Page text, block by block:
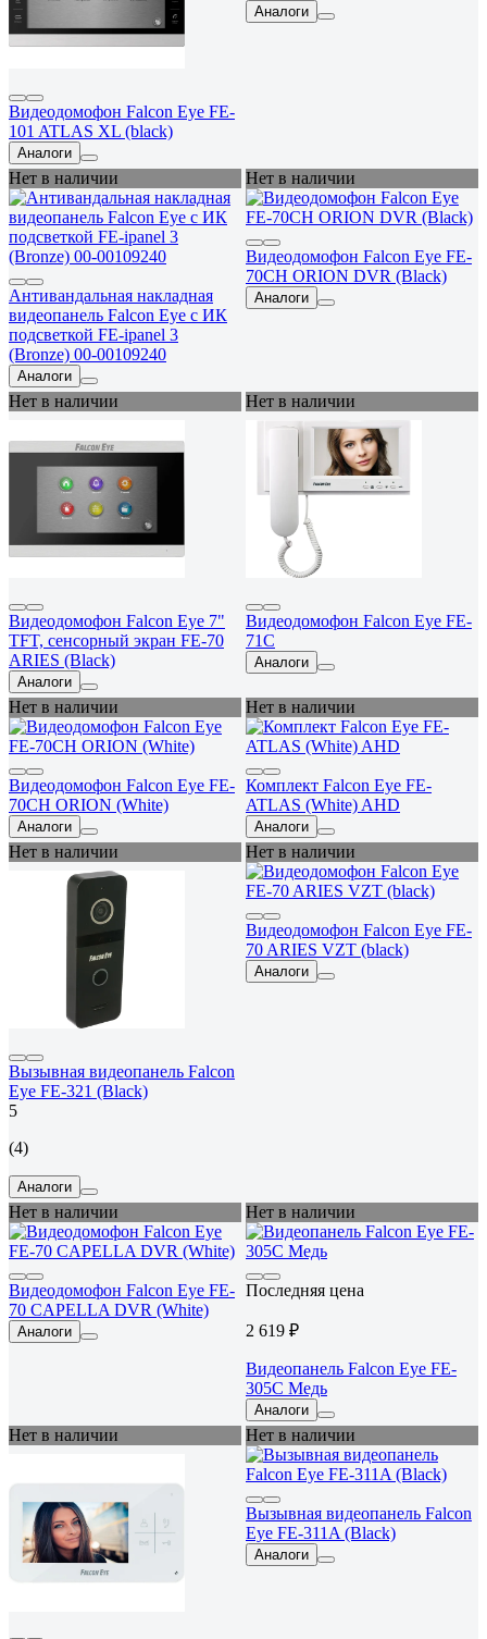
Видеодомофон Falcon Eye FE-
101 ATLAS XL (black)
Аналоги
Аналоги
Нет в наличии
Антивандальная накладная
видеопанель Falcon Eye с ИК
подсветкой FE-ipanel 3
(Bronze) 00-00109240
Аналоги
Нет в наличии
Видеодомофон Falcon Eye FE-
70CH ORION DVR (Black)
Аналоги
Нет в наличии
Видеодомофон Falcon Eye 7"
TFT, сенсорный экран FE-70
ARIES (Black)
Аналоги
Нет в наличии
Видеодомофон Falcon Eye FE-
71C
Аналоги
Нет в наличии
Видеодомофон Falcon Eye FE-
70CH ORION (White)
Аналоги
Нет в наличии
Комплект Falcon Eye FE-
ATLAS (White) AHD
Аналоги
Нет в наличии
Вызывная видеопанель Falcon
Eye FE-321 (Black)
5
(4)
Аналоги
Нет в наличии
Видеодомофон Falcon Eye FE-
70 ARIES VZT (black)
Аналоги
Нет в наличии
Видеодомофон Falcon Eye FE-
70 CAPELLA DVR (White)
Аналоги
Нет в наличии
Последняя цена
2 619 ₽
Видеопанель Falcon Eye FE-
305C Mедь
Аналоги
Нет в наличии Нет в наличии
Вызывная видеопанель Falcon
Eye FE-311A (Black)
Аналоги